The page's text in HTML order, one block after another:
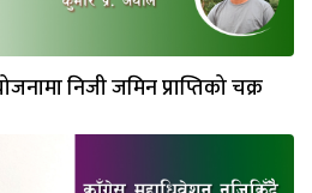
निजी जमिन प्राप्तिको चक्र